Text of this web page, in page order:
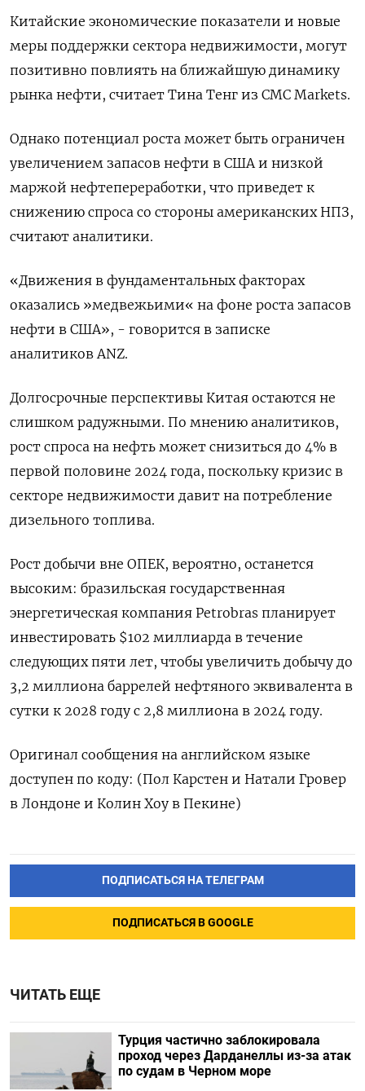
Китайские экономические показатели и новые
меры поддержки сектора недвижимости, могут
позитивно повлиять на ближайшую динамику
рынка нефти, считает Тина Тенг из CMC Markets.
Однако потенциал роста может быть ограничен
увеличением запасов нефти в США и низкой
маржой нефтепереработки, что приведет к
снижению спроса со стороны американских НПЗ,
считают аналитики.
«Движения в фундаментальных факторах
оказались »медвежьими« на фоне роста запасов
нефти в США», - говорится в записке
аналитиков ANZ.
Долгосрочные перспективы Китая остаются не
слишком радужными. По мнению аналитиков,
рост спроса на нефть может снизиться до 4% в
первой половине 2024 года, поскольку кризис в
секторе недвижимости давит на потребление
дизельного топлива.
Рост добычи вне ОПЕК, вероятно, останется
высоким: бразильская государственная
энергетическая компания Petrobras планирует
инвестировать $102 миллиарда в течение
следующих пяти лет, чтобы увеличить добычу до
3,2 миллиона баррелей нефтяного эквивалента в
сутки к 2028 году с 2,8 миллиона в 2024 году.
Оригинал сообщения на английском языке
доступен по коду: (Пол Карстен и Натали Гровер
в Лондоне и Колин Хоу в Пекине)
ПОДПИСАТЬСЯ НА ТЕЛЕГРАМ
ПОДПИСАТЬСЯ В GOOGLE
ЧИТАТЬ ЕЩЕ
Турция частично заблокировала
проход через Дарданеллы из-за атак
по судам в Черном море